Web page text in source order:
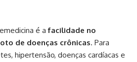
é afacilidade no
de doenças crônicas. Para
hipertensão, doenças cardíacas e